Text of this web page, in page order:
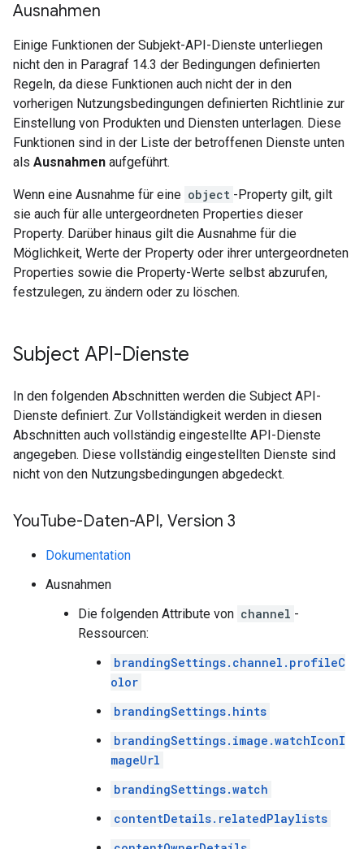
Ausnahmen
Einige Funktionen der Subjekt-API-Dienste unterliegen
nicht den in Paragraf 14.3 der Bedingungen definierten
Regeln, da diese Funktionen auch nicht der in den
vorherigen Nutzungsbedingungen definierten Richtlinie zur
Einstellung von Produkten und Diensten unterlagen. Diese
Funktionen sind in der Liste der betroffenen Dienste unten
als Ausnahmen aufgeführt.
Wenn eine Ausnahme für eine object -Property gilt, gilt
sie auch für alle untergeordneten Properties dieser
Property. Darüber hinaus gilt die Ausnahme für die
Möglichkeit, Werte der Property oder ihrer untergeordneten
Properties sowie die Property-Werte selbst abzurufen,
festzulegen, zu ändern oder zu löschen.
Subject API-Dienste
In den folgenden Abschnitten werden die Subject API-
Dienste definiert. Zur Vollständigkeit werden in diesen
Abschnitten auch vollständig eingestellte API-Dienste
angegeben. Diese vollständig eingestellten Dienste sind
nicht von den Nutzungsbedingungen abgedeckt.
YouTube-Daten-API, Version 3
Dokumentation
Ausnahmen
Die folgenden Attribute von channel -
Ressourcen:
brandingSettings.channel.profileC
olor
brandingSettings.hints
brandingSettings.image.watchIconI
mageUrl
brandingSettings.watch
contentDetails.relatedPlaylists